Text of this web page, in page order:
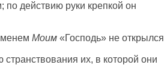
действию руки крепкой он
Моим «Господь» не открылся
их, в которой они